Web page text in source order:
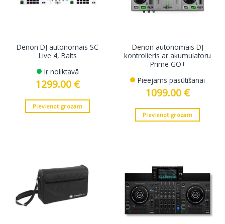
Denon DJ autonomais SC
Live 4, Balts
Ir noliktavā
1299.00 €
Pievienot grozam
Denon autonomais DJ
kontrolieris ar akumulatoru
Prime GO+
Pieejams pasūtīšanai
1099.00 €
Pievienot grozam